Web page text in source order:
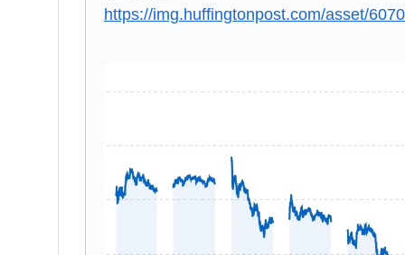
https://img.huffingtonpost.com/asset/